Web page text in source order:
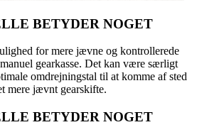
BETYDER NOGET
for mere jævne og kontrollerede
gearkasse. Det kan være særligt
omdrejningstal til at komme af sted
mere jævnt gearskifte.
BETYDER NOGET